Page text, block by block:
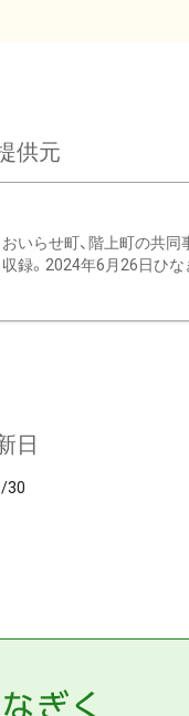
供元
いらせ町、階上町の共
録。2024年6月26日ひ
日
30